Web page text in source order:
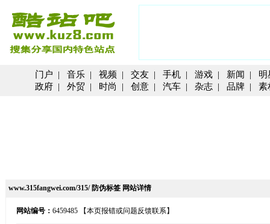
门户 | 音乐 | 视频 | 交友 | 手机 | 游戏 | 新闻 | 明
政府 | 外贸 | 时尚 | 创意 | 汽车 | 杂志 | 品牌 | 素
www.315fangwei.com/315/ 防伪标签 网站详情
网站编号： 6459485 【本页报错或问题反馈联系】